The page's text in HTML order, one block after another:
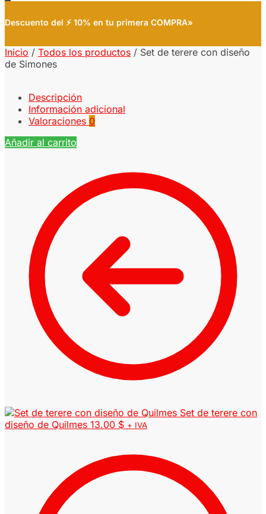
Descuento del ⚡ 10% en tu primera COMPRA»
Inicio / Todos los productos / Set de terere con diseño
de Simones
Descripción
Información adicional
Valoraciones 0
Añadir al carrito
Set de terere con
diseño de Quilmes 13.00 $ + IVA